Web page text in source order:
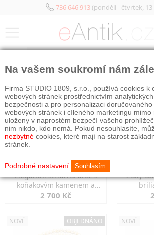
736 646 913(pondělí - čtvrtek, 13
Elegantní stříbrná brož s
koňakovým kamenem a
markazity
2 700 Kč
Zlatý
NOVÉ OBJEDNÁNO NOVÉ
Na vašem soukromí nám
Firma STUDIO 1809, s.r.o., používá cookies k
webových stránek prostřednictvím
bezpečnosti a pro personalizaci
webových stránek i cíleného marketingu mimo
uloženy v naprostém bezpečí vašeho
nim nikdo, kdo nemá. Pokud nesouhlasíte,
nezbytné cookies, které mají na starost
stránek.
Podrobné nastavení Souhlasím